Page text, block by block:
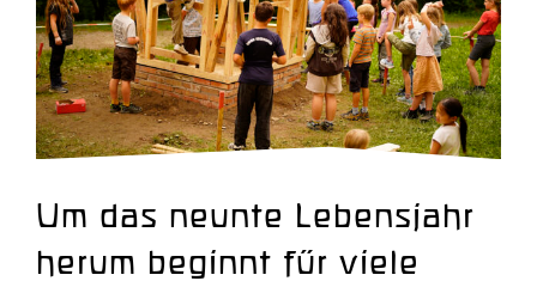
Um das neunte Lebensjahr
herum beginnt für viele